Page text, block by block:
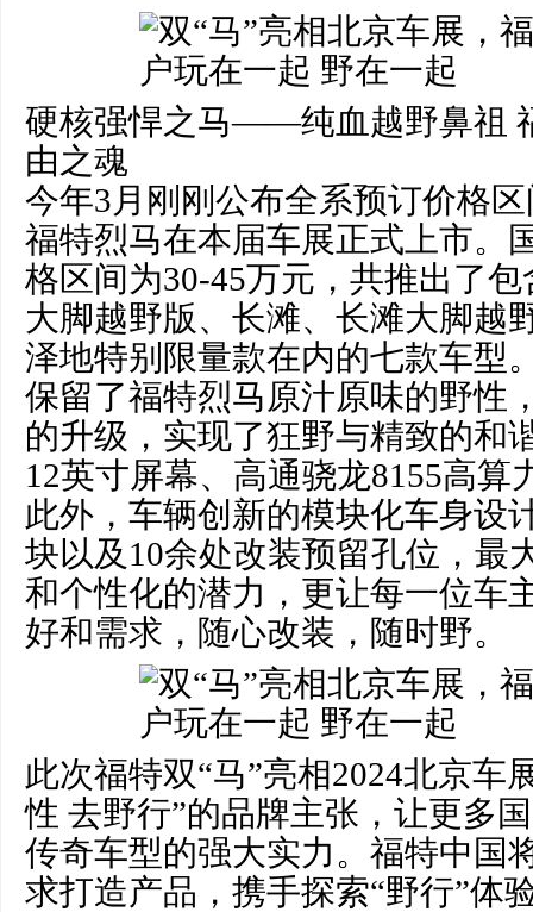
硬核强悍之马——纯血越野鼻祖
由之魂
今年3月刚刚公布全系预订价格
福特烈马在本届车展正式上市。
格区间为30-45万元，共推出了
大脚越野版、长滩、长滩大脚越
泽地特别限量款在内的七款车型
保留了福特烈马原汁原味的野性
的升级，实现了狂野与精致的和
12英寸屏幕、高通骁龙8155高算
此外，车辆创新的模块化车身设
块以及10余处改装预留孔位，最
和个性化的潜力，更让每一位车
好和需求，随心改装，随时野。
此次福特双“马”亮相2024北京车
性 去野行”的品牌主张，让更多
传奇车型的强大实力。福特中国
求打造产品，携手探索“野行”体